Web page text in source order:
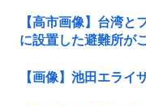
【高市画像】台湾と
に設置した避難所が
【画像】池田エライ